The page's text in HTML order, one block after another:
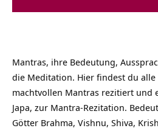
Mantras, ihre Bedeutung,
die Meditation. Hier findest du
machtvollen Mantras rezitiert und
Japa, zur Mantra-Rezitation.
Götter Brahma, Vishnu, Shiva,